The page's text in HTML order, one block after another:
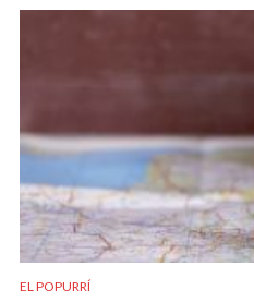
EL POPURRÍ